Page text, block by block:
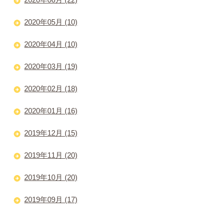
2020年05月 (10)
2020年04月 (10)
2020年03月 (19)
2020年02月 (18)
2020年01月 (16)
2019年12月 (15)
2019年11月 (20)
2019年10月 (20)
2019年09月 (17)